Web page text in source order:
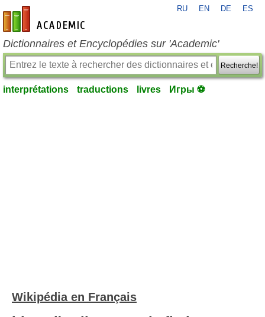
fr-academic.com
RU EN DE ES
Dictionnaires et Encyclopédies sur 'Academic'
Recherche!
interprétations traductions livres Игры ⚽
Wikipédia en Français